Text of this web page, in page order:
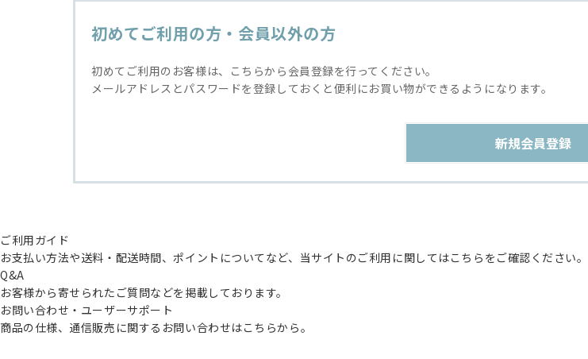
初めてご利用の方・会員以外の方
初めてご利用のお客様は、こちらから会員登録を行ってください。
メールアドレスとパスワードを登録しておくと便利にお買い物ができるようになります。
ご利用ガイド
お支払い方法や送料・配送時間、ポイントについてなど、当サイトのご利用に関してはこちらをご確認ください。
Q&A
お客様から寄せられたご質問などを掲載しております。
お問い合わせ・ユーザーサポート
商品の仕様、通信販売に関するお問い合わせはこちらから。